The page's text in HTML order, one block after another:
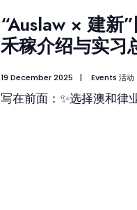
“Auslaw × 建新
禾稼介绍与实习
19 December 2025 | Events 活动
写在前面：✨选择澳和律